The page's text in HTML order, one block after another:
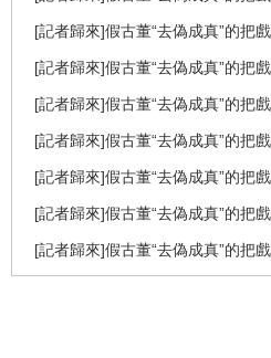
[記者歸來]假古董“去偽成真”的把
[記者歸來]假古董“去偽成真”的把
[記者歸來]假古董“去偽成真”的把
[記者歸來]假古董“去偽成真”的把
[記者歸來]假古董“去偽成真”的把
[記者歸來]假古董“去偽成真”的把
[記者歸來]假古董“去偽成真”的把